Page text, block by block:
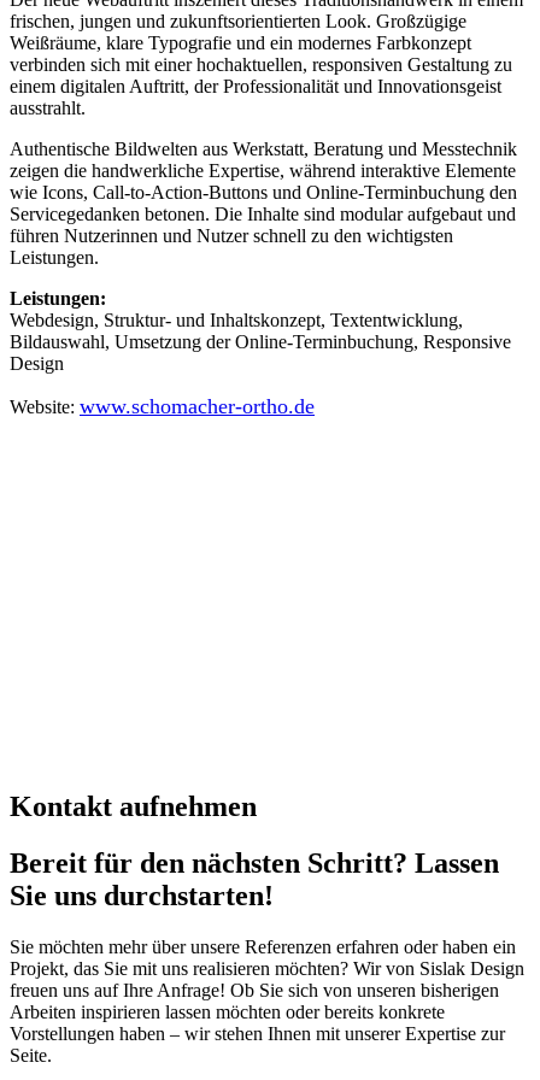
frischen, jungen und zukunftsorientierten Look. Großzügige
Weißräume, klare Typografie und ein modernes Farbkonzept
verbinden sich mit einer hochaktuellen, responsiven Gestaltung zu
einem digitalen Auftritt, der Professionalität und Innovationsgeist
ausstrahlt.
Authentische Bildwelten aus Werkstatt, Beratung und Messtechnik
zeigen die handwerkliche Expertise, während interaktive Elemente
wie Icons, Call-to-Action-Buttons und Online-Terminbuchung den
Servicegedanken betonen. Die Inhalte sind modular aufgebaut und
führen Nutzerinnen und Nutzer schnell zu den wichtigsten
Leistungen.
Leistungen:
Webdesign, Struktur- und Inhaltskonzept, Textentwicklung,
Bildauswahl, Umsetzung der Online-Terminbuchung, Responsive
Design
Website: www.schomacher-ortho.de
Kontakt aufnehmen
Bereit für den nächsten Schritt? Lassen
Sie uns durchstarten!
Sie möchten mehr über unsere Referenzen erfahren oder haben ein
Projekt, das Sie mit uns realisieren möchten? Wir von Sislak Design
freuen uns auf Ihre Anfrage! Ob Sie sich von unseren bisherigen
Arbeiten inspirieren lassen möchten oder bereits konkrete
Vorstellungen haben – wir stehen Ihnen mit unserer Expertise zur
Seite.